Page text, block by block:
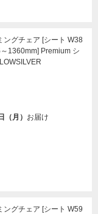
グチェア [シート W38
1360mm] Premium シ
月） お届け
グチェア [シート W59